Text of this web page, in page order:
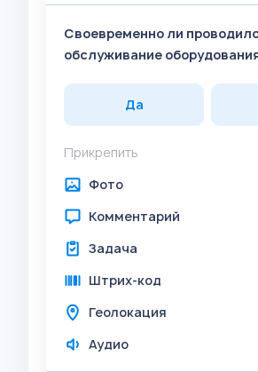
Своевременно ли
обслуживание
Да
Прикрепить
Фото
Комментарий
Задача
Штрих-код
Геолокация
Аудио